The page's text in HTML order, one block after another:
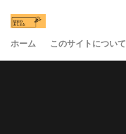
ホーム このサイトについて